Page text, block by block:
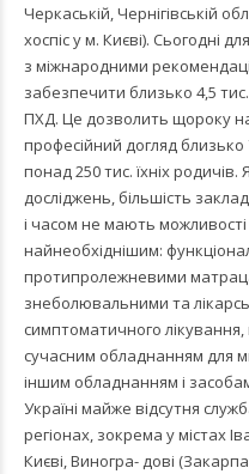
Черкаській, Чернігівській
хоспіс у м. Києві). Сьогодні
з міжнародними
забезпечити близько 4,5
ПХД. Це дозволить щороку
професійний догляд близько
понад 250 тис. їхніх
досліджень, більшість
і часом не мають
найнеобхіднішим:
протипролежневими
знеболювальними та
симптоматичного
сучасним обладнанням для
іншим обладнанням і
Україні майже відсутня
регіонах, зокрема у містах
Києві, Виногра- дові